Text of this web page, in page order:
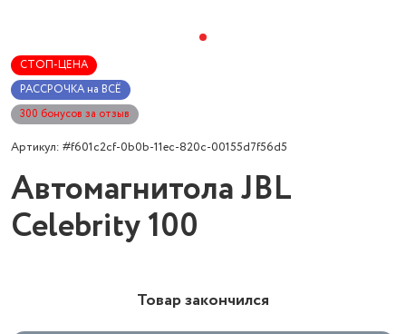
СТОП-ЦЕНА
РАССРОЧКА на ВСЁ
300 бонусов за отзыв
Артикул: #f601c2cf-0b0b-11ec-820c-00155d7f56d5
Автомагнитола JBL
Celebrity 100
Товар закончился